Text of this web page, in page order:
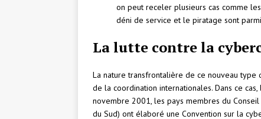
on peut receler plusieurs cas comme
déni de service et le piratage sont
La lutte contre la
La nature transfrontalière de ce nouveau
de la coordination internationales. Dans ce
novembre 2001, les pays membres du Conseil
du Sud) ont élaboré une Convention sur la